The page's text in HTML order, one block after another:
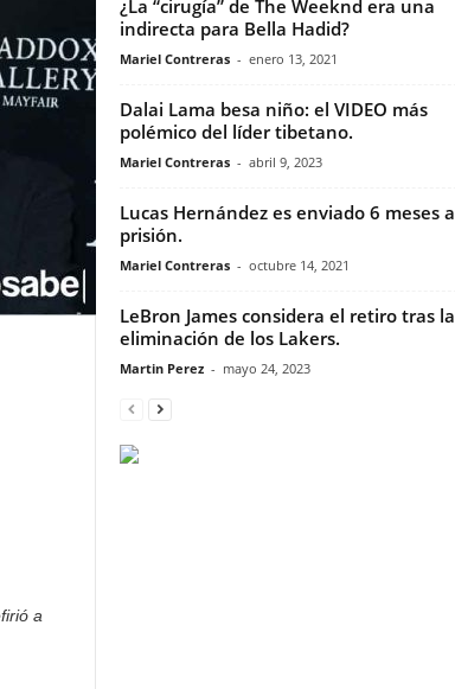
a
¿La “cirugía” de The Weeknd era una
indirecta para Bella Hadid?
Mariel Contreras - enero 13, 2021
Dalai Lama besa niño: el VIDEO más
polémico del líder tibetano.
Mariel Contreras - abril 9, 2023
Lucas Hernández es enviado 6 meses a
prisión.
Mariel Contreras - octubre 14, 2021
LeBron James considera el retiro tras la
eliminación de los Lakers.
Martin Perez - mayo 24, 2023